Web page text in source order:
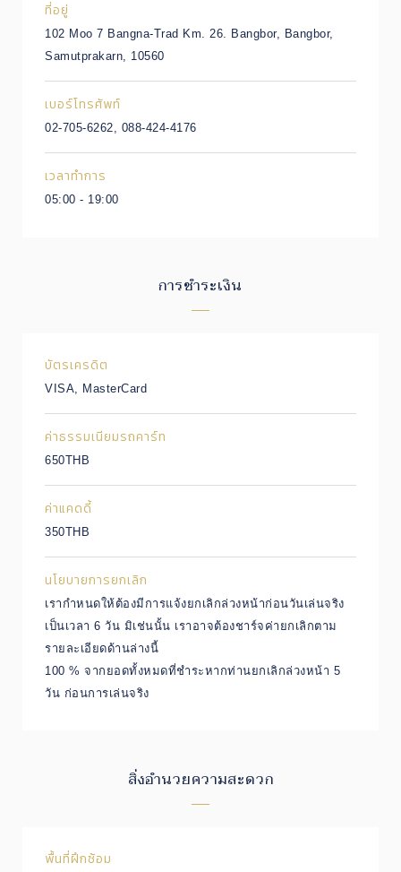
ที่อยู่
102 Moo 7 Bangna-Trad Km. 26. Bangbor, Bangbor,
Samutprakarn, 10560
เบอร์โทรศัพท์
02-705-6262, 088-424-4176
เวลาทำการ
05:00 - 19:00
การชำระเงิน
บัตรเครดิต
VISA, MasterCard
ค่าธรรมเนียมรถคาร์ท
650THB
ค่าแคดดี้
350THB
นโยบายการยกเลิก
เรากำหนดให้ต้องมีการแจ้งยกเลิกล่วงหน้าก่อนวันเล่นจริง
เป็นเวลา 6 วัน มิเช่นนั้น เราอาจต้องชาร์จค่ายกเลิกตาม
รายละเอียดด้านล่างนี้
100 % จากยอดทั้งหมดที่ชำระหากท่านยกเลิกล่วงหน้า 5
วัน ก่อนการเล่นจริง
สิ่งอำนวยความสะดวก
พื้นที่ฝึกซ้อม